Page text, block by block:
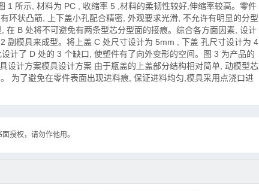
1 所示, 材料为 PC , 收缩率 5 ,材料的柔韧性较好,伸缩率较高。零件
环状凸筋, 上下盖小孔配合精密, 外观要求光滑, 不允许有明显的分型
B 处将不可避免有两条型芯分型面的接痕。综合各方面因素, 设计
模具来成型。将上盖 C 处尺寸设计为 5mm , 下盖 孔尺寸设计为 4.
计了 D 处的 3 个缺口, 使塑件有了向外变形的空间。图 3 为产品的
设计方案模具设计方案 由于瓶盖的上盖部分结构相对简单, 动模型芯
为了避免在零件表面出现进料痕, 保证进料均匀,模具采用点浇口进
授权，请勿作他用。